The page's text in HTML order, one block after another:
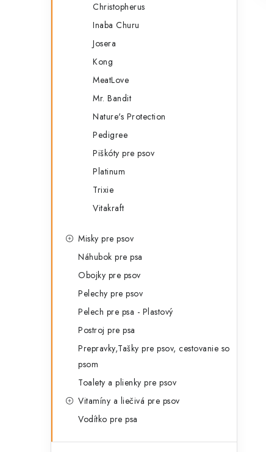
Christopherus
Inaba Churu
Josera
Kong
MeatLove
Mr. Bandit
Nature's Protection
Pedigree
Piškóty pre psov
Platinum
Trixie
Vitakraft
Misky pre psov
Náhubok pre psa
Obojky pre psov
Pelechy pre psov
Pelech pre psa - Plastový
Postroj pre psa
Prepravky,Tašky pre psov, cestovanie so
psom
Toalety a plienky pre psov
Vitamíny a liečivá pre psov
Vodítko pre psa